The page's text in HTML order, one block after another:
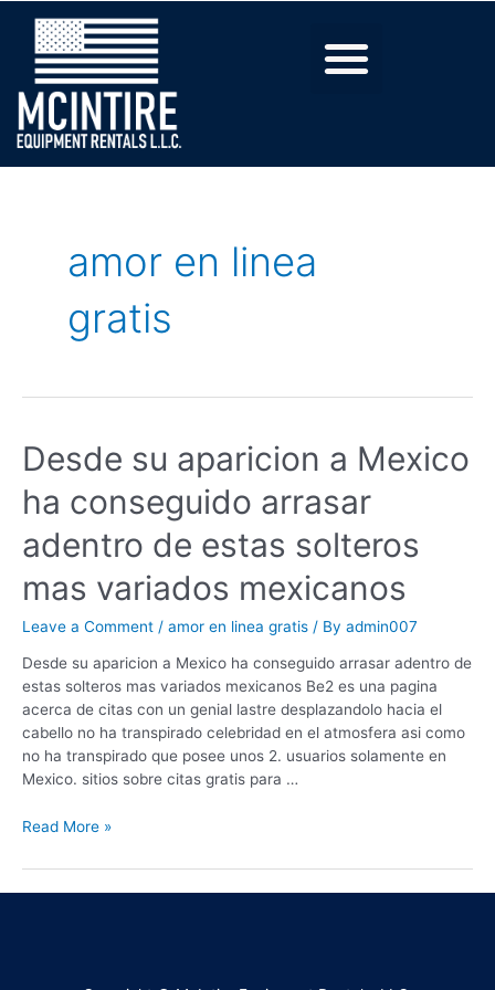
amor en linea
gratis
Desde su aparicion a Mexico
ha conseguido arrasar
adentro de estas solteros
mas variados mexicanos
Leave a Comment / amor en linea gratis / By admin007
Desde su aparicion a Mexico ha conseguido arrasar adentro de
estas solteros mas variados mexicanos Be2 es una pagina
acerca de citas con un genial lastre desplazandolo hacia el
cabello no ha transpirado celebridad en el atmosfera asi­ como
no ha transpirado que posee unos 2. usuarios solamente en
Mexico. sitios sobre citas gratis para …
Read More »